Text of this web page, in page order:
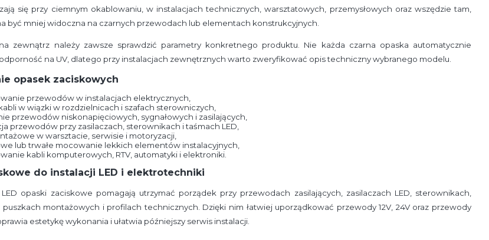
się przy ciemnym okablowaniu, w instalacjach technicznych, warsztatowych, przemysłowych oraz wszędzie tam,
być mniej widoczna na czarnych przewodach lub elementach konstrukcyjnych.
zewnątrz należy zawsze sprawdzić parametry konkretnego produktu. Nie każda czarna opaska automatycznie
na UV, dlatego przy instalacjach zewnętrznych warto zweryfikować opis techniczny wybranego modelu.
opasek zaciskowych
przewodów w instalacjach elektrycznych,
w wiązki w rozdzielnicach i szafach sterowniczych,
przewodów niskonapięciowych, sygnałowych i zasilających,
przewodów przy zasilaczach, sterownikach i taśmach LED,
w warsztacie, serwisie i motoryzacji,
lub trwałe mocowanie lekkich elementów instalacyjnych,
kabli komputerowych, RTV, automatyki i elektroniki.
do instalacji LED i elektrotechniki
opaski zaciskowe pomagają utrzymać porządek przy przewodach zasilających, zasilaczach LED, sterownikach,
puszkach montażowych i profilach technicznych. Dzięki nim łatwiej uporządkować przewody 12V, 24V oraz przewody
estetykę wykonania i ułatwia późniejszy serwis instalacji.